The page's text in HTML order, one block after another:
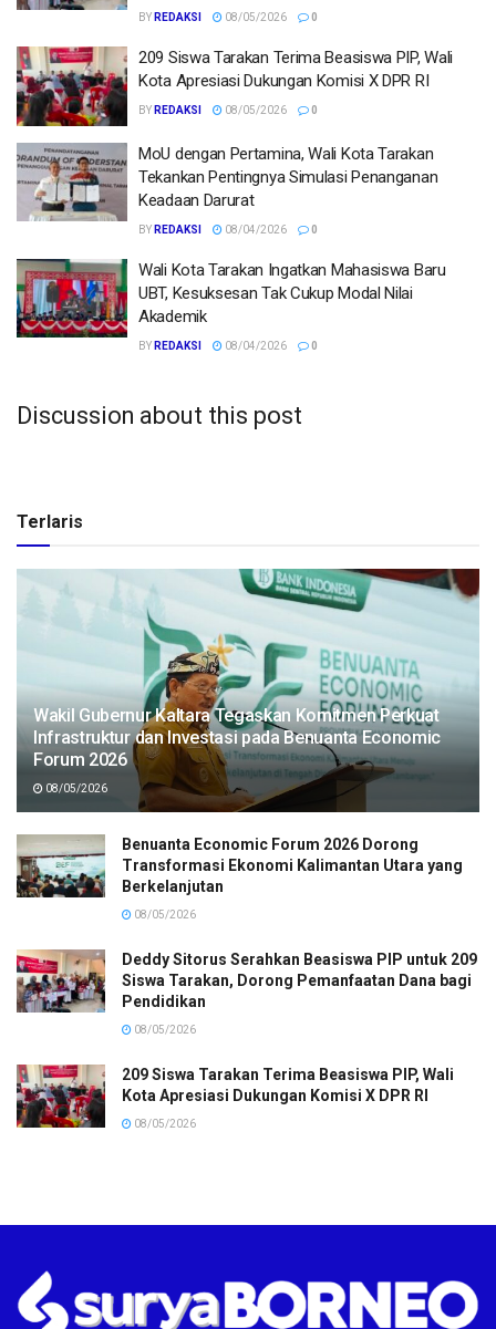
BY REDAKSI 08/05/2026 0
209 Siswa Tarakan Terima Beasiswa PIP, Wali
Kota Apresiasi Dukungan Komisi X DPR RI
BY REDAKSI 08/05/2026 0
MoU dengan Pertamina, Wali Kota Tarakan
Tekankan Pentingnya Simulasi Penanganan
Keadaan Darurat
BY REDAKSI 08/04/2026 0
Wali Kota Tarakan Ingatkan Mahasiswa Baru
UBT, Kesuksesan Tak Cukup Modal Nilai
Akademik
BY REDAKSI 08/04/2026 0
Discussion about this post
Terlaris
Wakil Gubernur Kaltara Tegaskan Komitmen Perkuat
Infrastruktur dan Investasi pada Benuanta Economic
Forum 2026
08/05/2026
Benuanta Economic Forum 2026 Dorong
Transformasi Ekonomi Kalimantan Utara yang
Berkelanjutan
08/05/2026
Deddy Sitorus Serahkan Beasiswa PIP untuk 209
Siswa Tarakan, Dorong Pemanfaatan Dana bagi
Pendidikan
08/05/2026
209 Siswa Tarakan Terima Beasiswa PIP, Wali
Kota Apresiasi Dukungan Komisi X DPR RI
08/05/2026